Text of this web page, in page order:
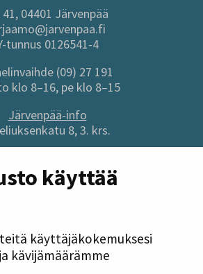
käyttää
käyttäjäkokemuksesi
kävijämäärämme
41, 04401 Järvenpää
tunnus 0126541-4
(09) 27 191
klo 8–16, pe klo 8–15
Järvenpää-info
8, 3. krs.
Sivuston pikalinkit
palautetta
Tilaa uutiskirje
Tietosuoja